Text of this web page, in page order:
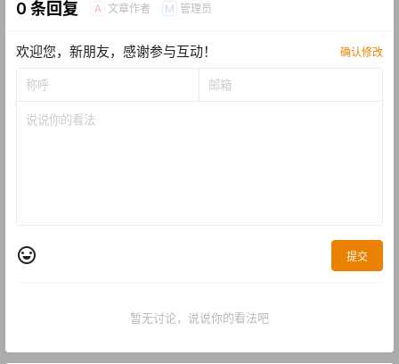
0 条回复 A 文章作者 M 管理员
欢迎您，新朋友，感谢参与互动！ 确认修改
提交
暂无讨论，说说你的看法吧